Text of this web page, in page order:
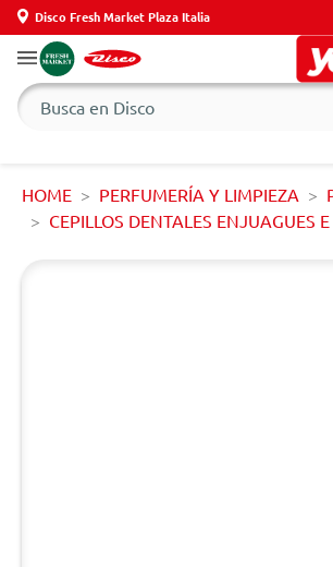
Disco Fresh Market Plaza Italia
HOME PERFUMERÍA Y LIMPIEZA
CEPILLOS DENTALES ENJUAGUES